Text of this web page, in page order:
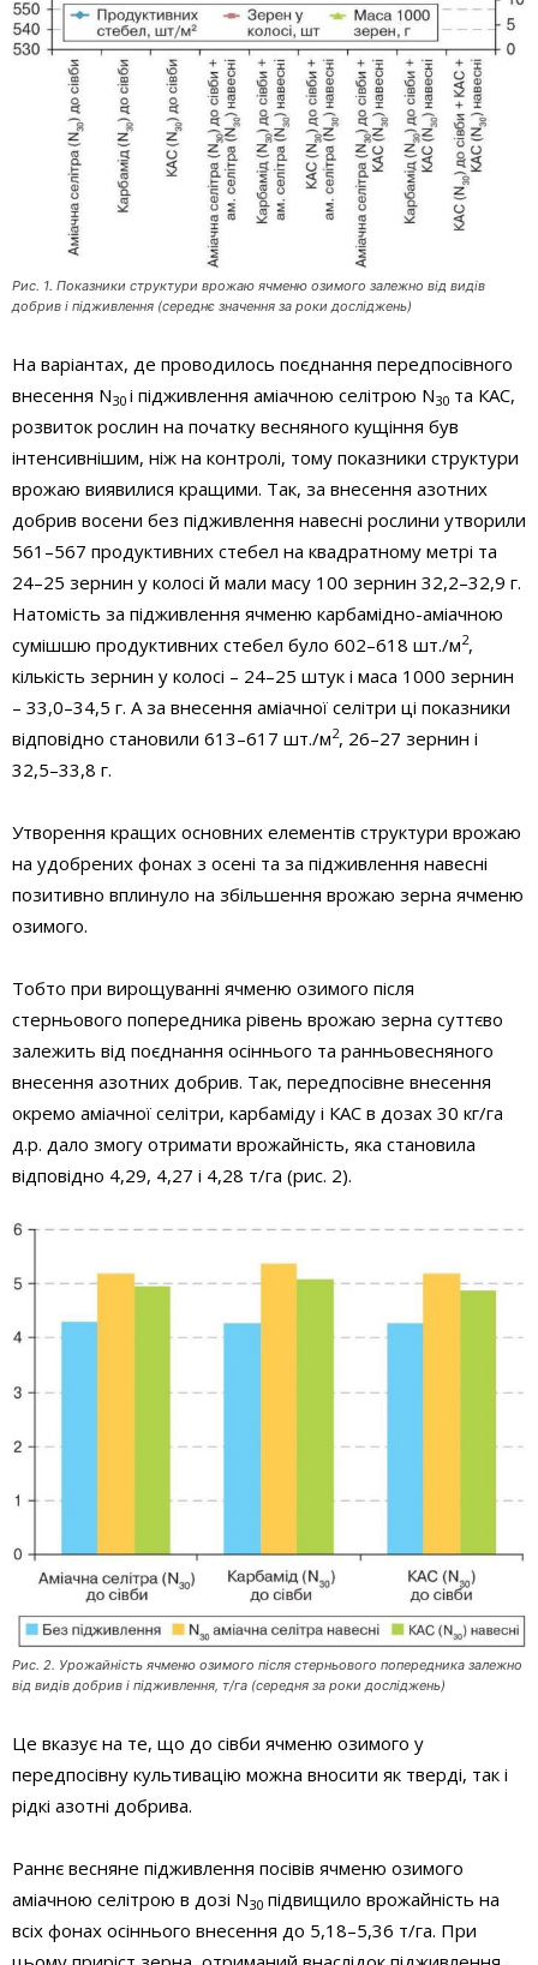
Рис. 1. Показники структури врожаю ячменю озимого залежно від видів
добрив і підживлення (середнє значення за роки досліджень)
На варіантах, де проводилось поєднання передпосівного
внесення N30 і підживлення аміачною селітрою N30 та КАС,
розвиток рослин на початку весняного кущіння був
інтенсивнішим, ніж на контролі, тому показники структури
врожаю виявилися кращими. Так, за внесення азотних
добрив восени без підживлення навесні рослини утворили
561–567 продуктивних стебел на квадратному метрі та
24–25 зернин у колосі й мали масу 100 зернин 32,2–32,9 г.
Натомість за підживлення ячменю карбамідно-аміачною
сумішшю продуктивних стебел було 602–618 шт./м2,
кількість зернин у колосі – 24–25 штук і маса 1000 зернин
– 33,0–34,5 г. А за внесення аміачної селітри ці показники
відповідно становили 613–617 шт./м2, 26–27 зернин і
32,5–33,8 г.
Утворення кращих основних елементів структури врожаю
на удобрених фонах з осені та за підживлення навесні
позитивно вплинуло на збільшення врожаю зерна ячменю
озимого.
Тобто при вирощуванні ячменю озимого після
стерньового попередника рівень врожаю зерна суттєво
залежить від поєднання осіннього та ранньовесняного
внесення азотних добрив. Так, передпосівне внесення
окремо аміачної селітри, карбаміду і КАС в дозах 30 кг/га
д.р. дало змогу отримати врожайність, яка становила
відповідно 4,29, 4,27 і 4,28 т/га (рис. 2).
Рис. 2. Урожайність ячменю озимого після стерньового попередника залежно
від видів добрив і підживлення, т/га (середня за роки досліджень)
Це вказує на те, що до сівби ячменю озимого у
передпосівну культивацію можна вносити як тверді, так і
рідкі азотні добрива.
Раннє весняне підживлення посівів ячменю озимого
аміачною селітрою в дозі N30 підвищило врожайність на
всіх фонах осіннього внесення до 5,18–5,36 т/га. При